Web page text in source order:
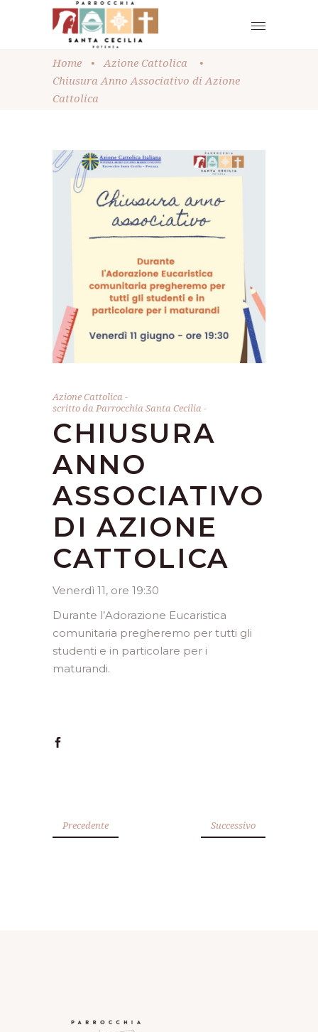
Home • Azione Cattolica
•
Chiusura Anno Associativo di Azione
Cattolica
Azione Cattolica
scritto da Parrocchia Santa Cecilia
CHIUSURA
ANNO
ASSOCIATIVO
DI AZIONE
CATTOLICA
Venerdì 11, ore 19:30
Durante l’Adorazione Eucaristica
comunitaria pregheremo per tutti gli
studenti e in particolare per i
maturandi.
Precedente Successivo